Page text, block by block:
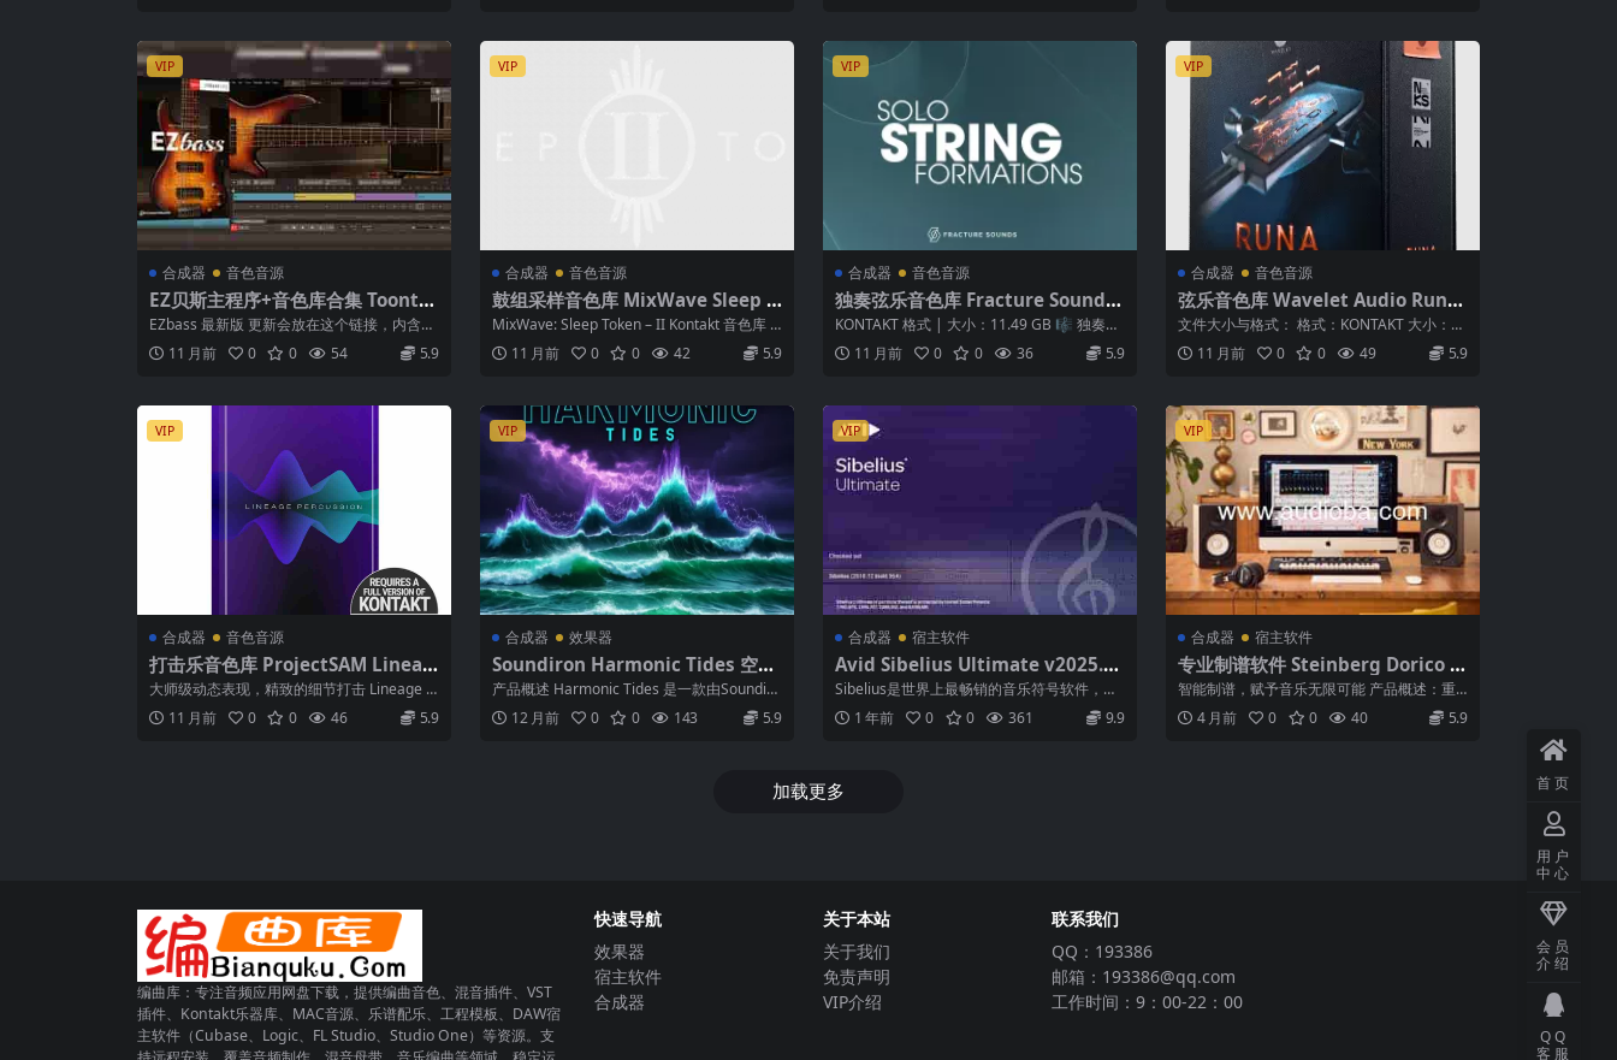
VIP
合成器 音色音源
EZ贝斯主程序+音色库合集 Toontra
ck EZbass v1.3.1 [WiN MacOSX]
最新版装贝斯用这个链接
EZbass 最新版 更新会放在这个链接，内含全
套音色库+MIDI库，安装后加载...
11 月前 0 0 54 5.9
VIP
合成器 音色音源
鼓组采样音色库 MixWave Sleep T
oken II (LIBRARY) KONTAKT
MixWave: Sleep Token – II Kontakt 音色库 |
...
11 月前 0 0 42 5.9
VIP
合成器 音色音源
独奏弦乐音色库 Fracture Sounds
Solo String Formations v1.0.1 K
ONTAKT
KONTAKT 格式 | 大小：11.49 GB 🎼 独奏弦
乐的层次之美 为你的...
11 月前 0 0 36 5.9
VIP
合成器 音色音源
弦乐音色库 Wavelet Audio Runa
Elder Scoring Strings KONTAKT
文件大小与格式： 格式：KONTAKT 大小：3.
36 GB 插件简介： RUN...
11 月前 0 0 49 5.9
VIP
合成器 音色音源
打击乐音色库 ProjectSAM Lineag
e Percussion Pro v1.3 KONTAKT
大师级动态表现，精致的细节打击 Lineage P
ercussion 凝聚了 P...
11 月前 0 0 46 5.9
VIP
合成器 效果器
Soundiron Harmonic Tides 空灵
弦乐音色库 KONTAKT DECENT 深
度解析
产品概述 Harmonic Tides 是一款由Soundiro
n与作曲家Pie...
12 月前 0 0 143 5.9
VIP
合成器 宿主软件
Avid Sibelius Ultimate v2025.4
Trial Reset Win 无限试用版 乐谱
软件 西贝柳斯 MAC含音色库25G
Sibelius是世界上最畅销的音乐符号软件，提
供复杂但易于使用的工具，这些工具...
1 年前 0 0 361 9.9
VIP
合成器 宿主软件
专业制谱软件 Steinberg Dorico P
ro 6 6.2.10 WiN MAC
智能制谱，赋予音乐无限可能 产品概述：重
新定义音乐制谱 Steinberg Do...
4 月前 0 0 40 5.9
加载更多
编曲库：专注音频应用网盘下载，提供编曲音色、混音插件、VST
插件、Kontakt乐器库、MAC音源、乐谱配乐、工程模板、DAW宿
主软件（Cubase、Logic、FL Studio、Studio One）等资源。支
快速导航
效果器
宿主软件
合成器
关于本站
关于我们
免责声明
VIP介绍
联系我们
QQ：193386
邮箱：193386@qq.com
工作时间：9：00-22：00
首页
用户
中心
会员
介绍
QQ
客服